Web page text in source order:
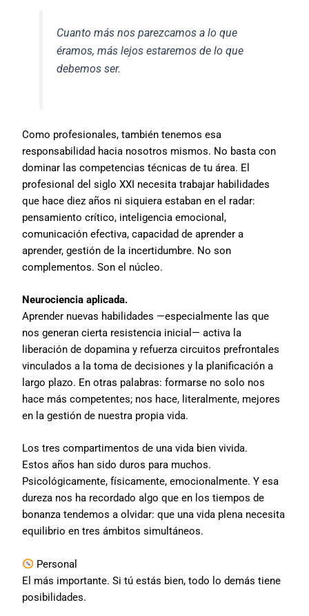
Cuanto más nos parezcamos a lo que
éramos, más lejos estaremos de lo que
debemos ser.
Como profesionales, también tenemos esa
responsabilidad hacia nosotros mismos. No basta con
dominar las competencias técnicas de tu área. El
profesional del siglo XXI necesita trabajar habilidades
que hace diez años ni siquiera estaban en el radar:
pensamiento crítico, inteligencia emocional,
comunicación efectiva, capacidad de aprender a
aprender, gestión de la incertidumbre. No son
complementos. Son el núcleo.
Neurociencia aplicada.
Aprender nuevas habilidades —especialmente las que
nos generan cierta resistencia inicial— activa la
liberación de dopamina y refuerza circuitos prefrontales
vinculados a la toma de decisiones y la planificación a
largo plazo. En otras palabras: formarse no solo nos
hace más competentes; nos hace, literalmente, mejores
en la gestión de nuestra propia vida.
Los tres compartimentos de una vida bien vivida.
Estos años han sido duros para muchos.
Psicológicamente, físicamente, emocionalmente. Y esa
dureza nos ha recordado algo que en los tiempos de
bonanza tendemos a olvidar: que una vida plena necesita
equilibrio en tres ámbitos simultáneos.
Personal
El más importante. Si tú estás bien, todo lo demás tiene
posibilidades.